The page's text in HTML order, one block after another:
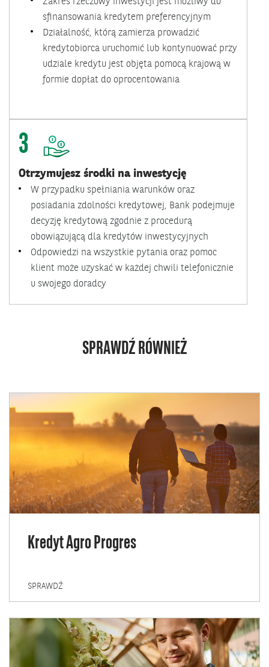
Zakres rzeczowy inwestycji jest możliwy do
sfinansowania kredytem preferencyjnym
Działalność, którą zamierza prowadzić
kredytobiorca uruchomić lub kontynuować przy
udziale kredytu jest objęta pomocą krajową w
formie dopłat do oprocentowania
3
Otrzymujesz środki na inwestycję
W przypadku spełniania warunków oraz
posiadania zdolności kredytowej, Bank podejmuje
decyzję kredytową zgodnie z procedurą
obowiązującą dla kredytów inwestycyjnych
Odpowiedzi na wszystkie pytania oraz pomoc
klient może uzyskać w każdej chwili telefonicznie
u swojego doradcy
SPRAWDŹ RÓWNIEŻ
Kredyt Agro Progres
SPRAWDŹ